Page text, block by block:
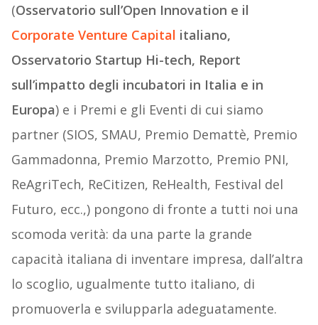
(Osservatorio sull’Open Innovation e il
Corporate Venture Capital italiano,
Osservatorio Startup Hi-tech, Report
sull’impatto degli incubatori in Italia e in
Europa) e i Premi e gli Eventi di cui siamo
partner (SIOS, SMAU, Premio Demattè, Premio
Gammadonna, Premio Marzotto, Premio PNI,
ReAgriTech, ReCitizen, ReHealth, Festival del
Futuro, ecc.,) pongono di fronte a tutti noi una
scomoda verità: da una parte la grande
capacità italiana di inventare impresa, dall’altra
lo scoglio, ugualmente tutto italiano, di
promuoverla e svilupparla adeguatamente.